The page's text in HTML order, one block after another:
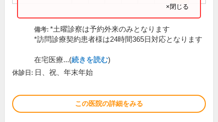
×閉じる
備考: *土曜診察は予約外来のみとなります
*訪問診療契約患者様は24時間365日対応となります
在宅医療...(続きを読む)
休診日: 日、祝、年末年始
この医院の詳細をみる